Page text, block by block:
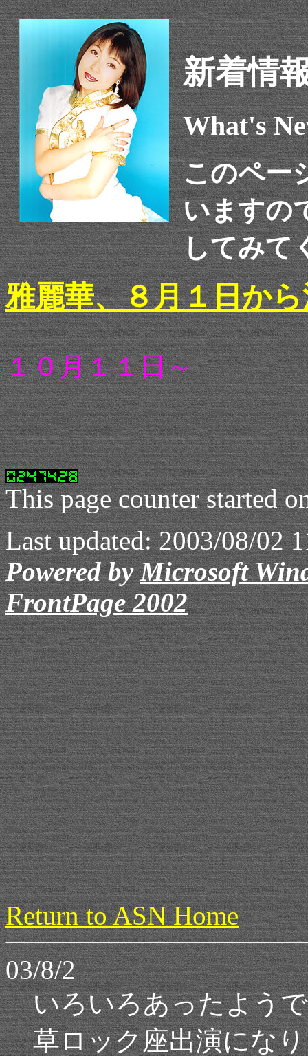
新着情
What's
このペー
いますの
してみて
雅麗華、８月１日か
１０月１１日～ Ｄ
This page counter started
Last updated:2003/08/02
Powered byMicrosoft
FrontPage 2002
Return to ASN Home
03/8/2
いろいろあったよう
草ロック座出演にな